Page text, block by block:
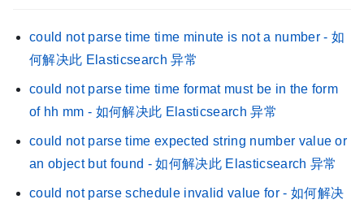
could not parse time time minute is not a number - 如
何解决此 Elasticsearch 异常
could not parse time time format must be in the form
of hh mm - 如何解决此 Elasticsearch 异常
could not parse time expected string number value or
an object but found - 如何解决此 Elasticsearch 异常
could not parse schedule invalid value for - 如何解决